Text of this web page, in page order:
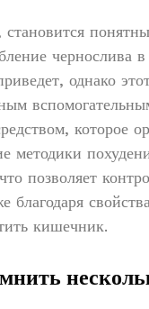
чернослива
однако
которое
методики
позволяет
благодаря
кишечник.